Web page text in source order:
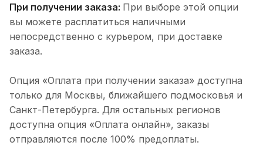
При получении заказа: При выборе этой опции
вы можете расплатиться наличными
непосредственно с курьером, при доставке
заказа.
Опция «Оплата при получении заказа» доступна
только для Москвы, ближайшего подмосковья и
Санкт-Петербурга. Для остальных регионов
доступна опция «Оплата онлайн», заказы
отправляются после 100% предоплаты.